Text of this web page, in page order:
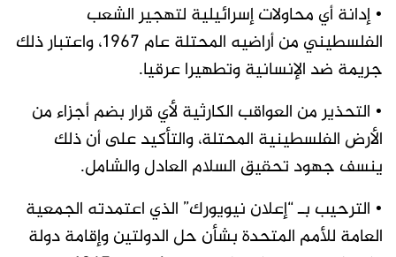
• إدانة أي محاولات إسرائيلية لتهجير الشعب
الفلسطيني من أراضيه المحتلة عام 1967، واعتبار ذلك
جريمة ضد الإنسانية وتطهيرا عرقيا.
• التحذير من العواقب الكارثية لأي قرار بضم أجزاء من
الأرض الفلسطينية المحتلة، والتأكيد على أن ذلك
ينسف جهود تحقيق السلام العادل والشامل.
• الترحيب بـ “إعلان نيويورك” الذي اعتمدته الجمعية
العامة للأمم المتحدة بشأن حل الدولتين وإقامة دولة